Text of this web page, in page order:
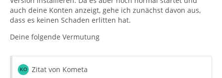
auch deine Konten anzeigt, gehe ich zunächst davon aus,
dass es keinen Schaden erlitten hat.
Deine folgende Vermutung
Zitat von Kometa